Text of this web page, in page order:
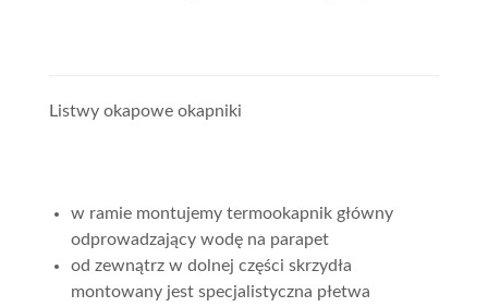
Listwy okapowe okapniki
w ramie montujemy termookapnik główny
odprowadzający wodę na parapet
od zewnątrz w dolnej części skrzydła
montowany jest specjalistyczna płetwa